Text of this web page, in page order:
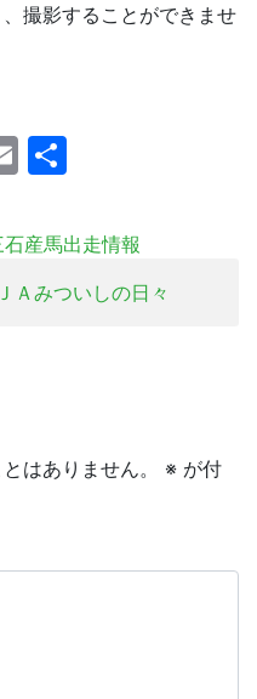
撮影することができませ
Email
産馬出走情報
ＪＡみついしの日々
はありません。 ※ が付